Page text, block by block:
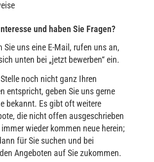
und haben Sie Fragen?
Sie uns eine E-Mail, rufen uns an,
unten bei „jetzt bewerben“ ein.
noch nicht ganz Ihren
entspricht, geben Sie uns gerne
bekannt. Es gibt oft weitere
die nicht offen ausgeschrieben
wieder kommen neue herein;
für Sie suchen und bei
Angeboten auf Sie zukommen.